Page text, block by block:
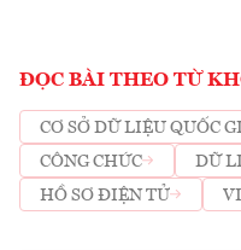
ĐỌC BÀI THEO TỪ
CƠ SỞ DỮ LIỆU QUỐC
CÔNG CHỨC
DỮ
HỒ SƠ ĐIỆN TỬ